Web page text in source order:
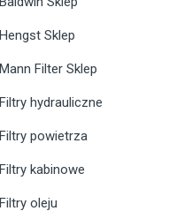
Hengst Sklep
Mann Filter Sklep
Filtry hydrauliczne
Filtry powietrza
Filtry kabinowe
Filtry oleju